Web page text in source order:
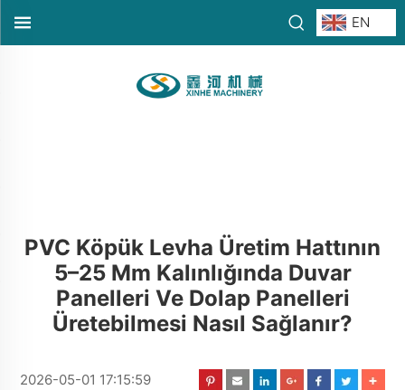
EN
PVC Köpük Levha Üretim Hattının
5–25 Mm Kalınlığında Duvar
Panelleri Ve Dolap Panelleri
Üretebilmesi Nasıl Sağlanır?
2026-05-01 17:15:59